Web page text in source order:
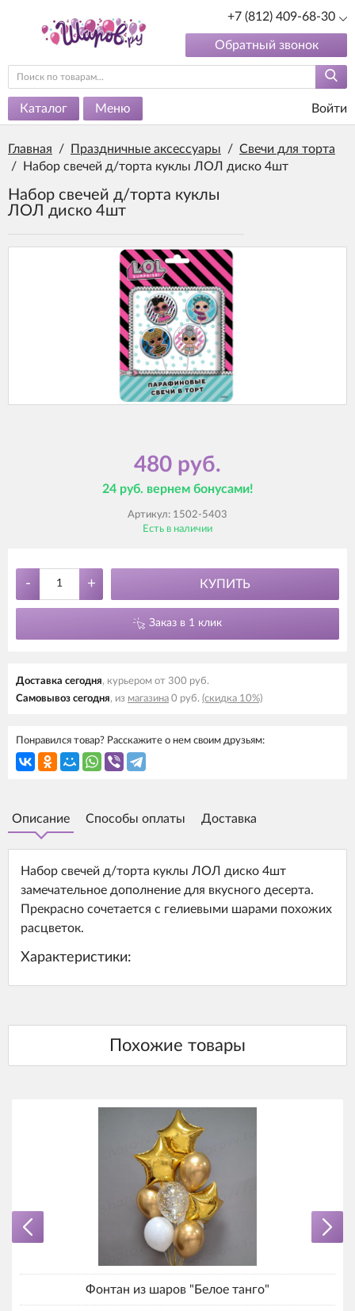
+7 (812) 409-68-30
Обратный звонок
Каталог Меню Войти
Главная / Праздничные аксессуары / Свечи для торта
/
Набор свечей д/торта куклы ЛОЛ диско 4шт
Набор свечей д/торта куклы
ЛОЛ диско 4шт
480 руб.
24 руб. вернем бонусами!
Артикул: 1502-5403
Есть в наличии
- + КУПИТЬ
Заказ в 1 клик
Доставка cегодня, курьером от 300 руб.
Самовывоз cегодня, из магазина 0 руб. (скидка 10%)
Понравился товар? Расскажите о нем своим друзьям:
Описание Способы оплаты Доставка
Набор свечей д/торта куклы ЛОЛ диско 4шт
замечательное дополнение для вкусного десерта.
Прекрасно сочетается с гелиевыми шарами похожих
расцветок.
Характеристики:
Фонтан из шаров "Белое танго"